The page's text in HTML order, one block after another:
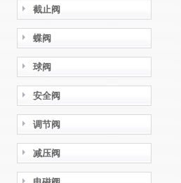
截止阀
蝶阀
球阀
安全阀
调节阀
减压阀